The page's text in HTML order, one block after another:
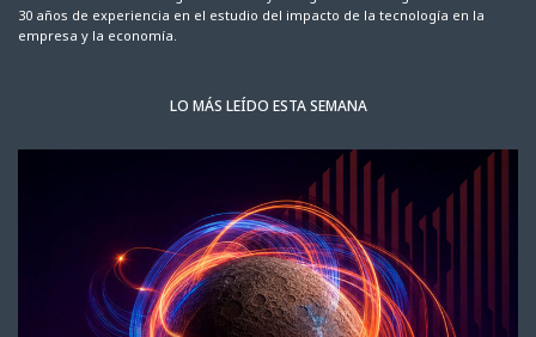
30 años de experiencia en el estudio del impacto de la tecnología en la
empresa y la economía.
LO MÁS LEÍDO ESTA SEMANA